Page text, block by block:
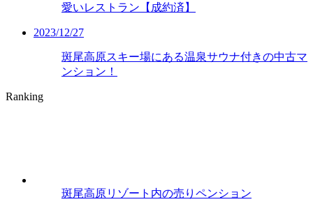
愛いレストラン【成約済】
2023/12/27
斑尾高原スキー場にある温泉サウナ付きの中古マ
ンション！
Ranking
斑尾高原リゾート内の売りペンション